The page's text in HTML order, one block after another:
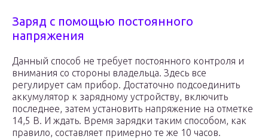
Заряд с помощью постоянного
напряжения
Данный способ не требует постоянного контроля и
внимания со стороны владельца. Здесь все
регулирует сам прибор. Достаточно подсоединить
аккумулятор к зарядному устройству, включить
последнее, затем установить напряжение на отметке
14,5 В. И ждать. Время зарядки таким способом, как
правило, составляет примерно те же 10 часов.